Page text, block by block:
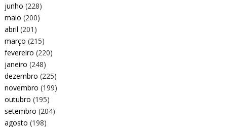
junho (228)
maio (200)
abril (201)
março (215)
fevereiro (220)
janeiro (248)
dezembro (225)
novembro (199)
outubro (195)
setembro (204)
agosto (198)